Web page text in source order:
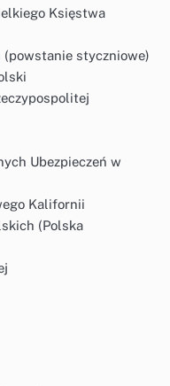
Księstwa
(powstanie styczniowe)
Ubezpieczeń w
Kalifornii
(Polska